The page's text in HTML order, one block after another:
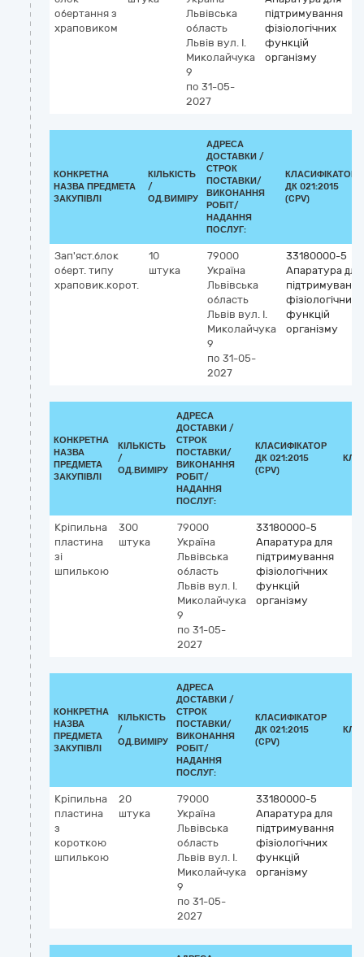
обертання з
храповиком
Львівська
область
Львів вул. І.
Миколайчука
9
по 31-05-
2027
підтримування
фізіологічних
функцій
організму
КОНКРЕТНА
НАЗВА ПРЕДМЕТА
ЗАКУПІВЛІ
КІЛЬКІСТЬ
/
ОД.ВИМІРУ
АДРЕСА
ДОСТАВКИ /
СТРОК
ПОСТАВКИ/
ВИКОНАННЯ
РОБІТ/
НАДАННЯ
ПОСЛУГ:
КЛАСИФІКАТОР
ДК 021:2015
(CPV)
Зап'яст.блок
оберт. типу
храповик.корот.
10
штука
79000
Україна
Львівська
область
Львів вул. І.
Миколайчука
9
по 31-05-
2027
33180000-5
Апаратура для
підтримування
фізіологічних
функцій
організму
КОНКРЕТНА
НАЗВА
ПРЕДМЕТА
ЗАКУПІВЛІ
КІЛЬКІСТЬ
/
ОД.ВИМІРУ
АДРЕСА
ДОСТАВКИ /
СТРОК
ПОСТАВКИ/
ВИКОНАННЯ
РОБІТ/
НАДАННЯ
ПОСЛУГ:
КЛАСИФІКАТОР
ДК 021:2015
(CPV)
Кріпильна
пластина
зі
шпилькою
300
штука
79000
Україна
Львівська
область
Львів вул. І.
Миколайчука
9
по 31-05-
2027
33180000-5
Апаратура для
підтримування
фізіологічних
функцій
організму
КОНКРЕТНА
НАЗВА
ПРЕДМЕТА
ЗАКУПІВЛІ
КІЛЬКІСТЬ
/
ОД.ВИМІРУ
АДРЕСА
ДОСТАВКИ /
СТРОК
ПОСТАВКИ/
ВИКОНАННЯ
РОБІТ/
НАДАННЯ
ПОСЛУГ:
КЛАСИФІКАТОР
ДК 021:2015
(CPV)
Кріпильна
пластина
з
короткою
шпилькою
20
штука
79000
Україна
Львівська
область
Львів вул. І.
Миколайчука
9
по 31-05-
2027
33180000-5
Апаратура для
підтримування
фізіологічних
функцій
організму